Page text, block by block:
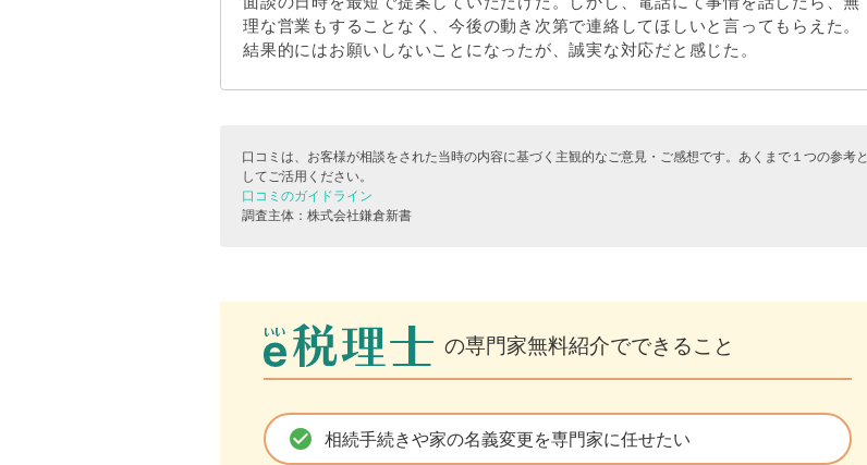
理な営業もすることなく、今後の動き次第で連絡してほしいと言ってもらえた。
結果的にはお願いしないことになったが、誠実な対応だと感じた。
口コミは、お客様が相談をされた当時の内容に基づく主観的なご意見・ご感想です。あくまで１つの参考と
してご活用ください。
口コミのガイドライン
調査主体：株式会社鎌倉新書
の専門家無料紹介でできること
check_circle 相続手続きや家の名義変更を専門家に任せたい